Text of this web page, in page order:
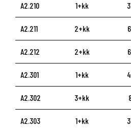
A2.210 1+kk
A2.211 2+kk
A2.212 2+kk
A2.301 1+kk
A2.302 3+kk
A2.303 1+kk